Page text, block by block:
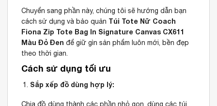
Chuyển sang phần này, chúng tôi sẽ hướng dẫn bạn
cách sử dụng và bảo quản Túi Tote Nữ Coach
Fiona Zip Tote Bag In Signature Canvas CX611
Màu Đỏ Đen để giữ gìn sản phẩm luôn mới, bền đẹp
theo thời gian.
Cách sử dụng tối ưu
Sắp xếp đồ dùng hợp lý:
Chia đồ dùng thành các phần nhỏ gọn, dùng các túi